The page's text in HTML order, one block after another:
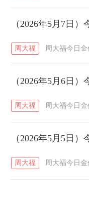
（2026年5月7日
周大福 周大福今日金
（2026年5月6日
周大福 周大福今日金
（2026年5月5日
周大福 周大福今日金